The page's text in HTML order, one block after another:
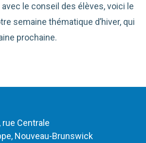
le conseil des élèves, voici le
semaine thématique d’hiver, qui
prochaine.
rue Centrale
Nouveau-Brunswick